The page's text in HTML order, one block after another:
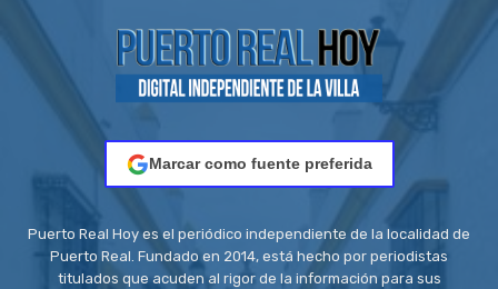
Marcar como fuente preferida
Puerto Real Hoy es el periódico independiente de la localidad de
Puerto Real. Fundado en 2014, está hecho por periodistas
titulados que acuden al rigor de la información para sus